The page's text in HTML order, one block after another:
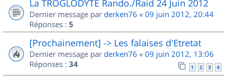
La TROGLODYTE Rando./Raid 24 Juin 2012
Dernier message par derken76 « 09 juin 2012, 20:44
Réponses : 5
[Prochainement] -> Les falaises d'Etretat
Dernier message par derken76 « 09 juin 2012, 13:06
Réponses : 34 1 2 3 4